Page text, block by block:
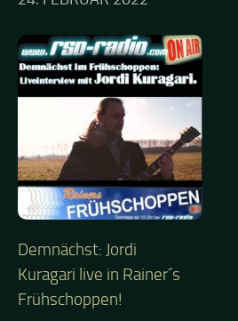
Demnächst: Jordi
Kuragari live in Rainer´s
Frühschoppen!